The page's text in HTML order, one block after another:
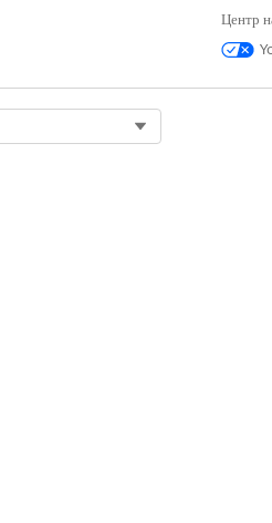
Оставьте свой отзыв, чтобы мы
Центр